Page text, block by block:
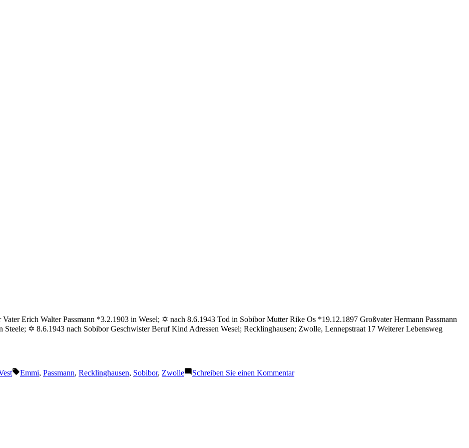
Erich Walter Passmann *3.2.1903 in Wesel; ✡ nach 8.6.1943 Tod in Sobibor Mutter Rike Os *19.12.1897 Großvater Hermann Passmann
✡ 8.6.1943 nach Sobibor Geschwister Beruf Kind Adressen Wesel; Recklinghausen; Zwolle, Lennepstraat 17 Weiterer Lebensweg
Schlagwörter:
Emmi, Passmann, Recklinghausen, Sobibor, Zwolle Schreiben Sie einen Kommentarzu